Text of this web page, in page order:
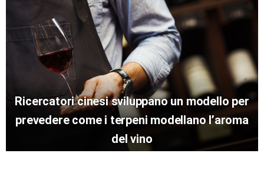
Ricercatori cinesi sviluppano un modello per
prevedere come i terpeni modellano l’aroma
del vino